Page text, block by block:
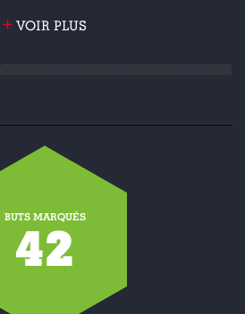
+ VOIR PLUS
BUTS MARQUÉS
42